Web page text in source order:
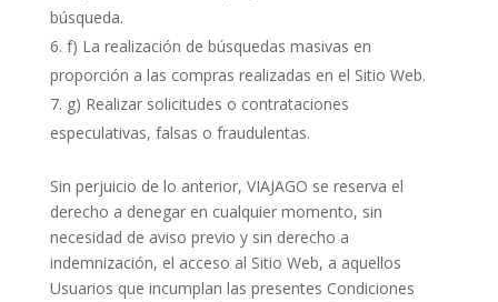
búsqueda.
f) La realización de búsquedas masivas en
proporción a las compras realizadas en el Sitio Web.
g) Realizar solicitudes o contrataciones
especulativas, falsas o fraudulentas.
Sin perjuicio de lo anterior, VIAJAGO se reserva el
derecho a denegar en cualquier momento, sin
necesidad de aviso previo y sin derecho a
indemnización, el acceso al Sitio Web, a aquellos
Usuarios que incumplan las presentes Condiciones